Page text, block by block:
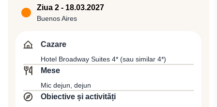
unde se va pleca cu zborul AF 412 (10:25 / 20:20)
spre Buenos Aires, capitala şi cel mai mare oraş din
mare zonă metropolitană din America de Sud, după
de la Plata, pe coasta de sud-est a continentului sud-
american. Transfer şi cazare la Hotel Broadway Suites
4* (sau similar 4*).
Ziua 2 - 18.03.2027
Buenos Aires
Cazare
Hotel Broadway Suites 4* (sau similar 4*)
Mese
Mic dejun, dejun
Obiective și activități